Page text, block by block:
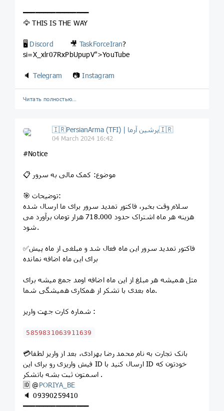
━━━━━━━━━━━━━━━━
🦅 THIS IS THE WAY
🖥 Discord 🎥 TaskForceIran?
si=X_xlr07RxPbUpupV">YouTube
🔈Telegram 📷Instagram
Читать полностью…
🇮🇷PersianArma (TFI) | پرشین آرما🇮🇷
04 March 2024 16:42
#Notice
📋 موضوع: کمک مالی به سرور
🎯 توضیحات:
سلام وقت بخیر، فاکتور تمدید سرور برای ما ارسال شده
هزینه هر ماه اشتراک حدود 718.000 هزار تومان برآورد می
شود.
✅فاکتور تمدید سرور این ماه فعال شد و مبلغی از ماه پیش
برای این ماه اضافه نمانده
مثل همیشه هر مبلغ از این ماه اضافه اومد جمع میشه برای
ماه بعدی با تشکر از همکاری همیشگی شما.
شماره کارت جهت واریز :
5859831063911639
💳بانک تجارت به نام محمد رضا بهزادی، بعد از واریز لطفا
فیش واریزی رو برای این ID ارسال کنید با ID خودتون که
اسمتون ثبت بشه باتشکر .
🆔 @PORIYA_BE
🔈 09390259410
━━━━━━━━━━━━━━━━